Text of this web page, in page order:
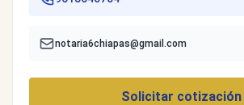
notaria6chiapas@gmail.com
Solicitar cotización